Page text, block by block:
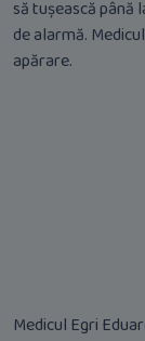
să tușească până
de alarmă.
apărare.
Medicul Egri